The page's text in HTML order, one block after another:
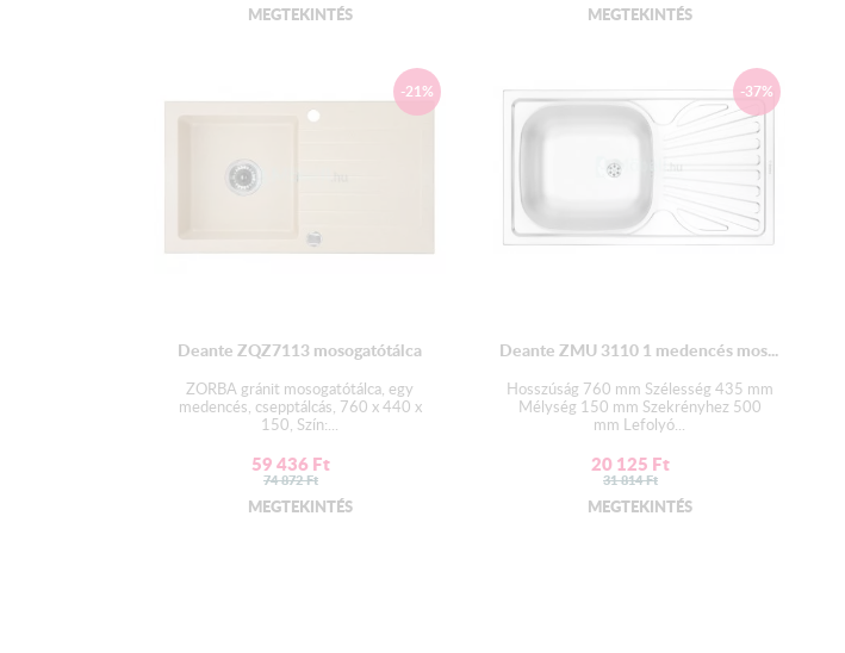
MEGTEKINTÉS MEGTEKINTÉS
-21%
Deante ZQZ7113 mosogatótálca
ZORBA gránit mosogatótálca, egy
medencés, csepptálcás, 760 x 440 x
150, Szín:...
59 436 Ft
74 872Ft
MEGTEKINTÉS
-37%
Deante ZMU 3110 1 medencés mos...
Hosszúság 760 mm Szélesség 435 mm
Mélység 150 mm Szekrényhez 500
mm Lefolyó...
20 125 Ft
31 814Ft
MEGTEKINTÉS